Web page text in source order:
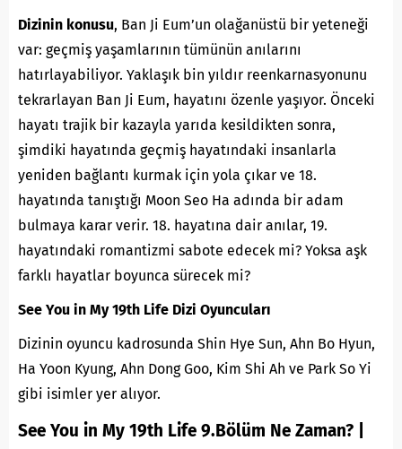
Dizinin konusu, Ban Ji Eum’un olağanüstü bir yeteneği
var: geçmiş yaşamlarının tümünün anılarını
hatırlayabiliyor. Yaklaşık bin yıldır reenkarnasyonunu
tekrarlayan Ban Ji Eum, hayatını özenle yaşıyor. Önceki
hayatı trajik bir kazayla yarıda kesildikten sonra,
şimdiki hayatında geçmiş hayatındaki insanlarla
yeniden bağlantı kurmak için yola çıkar ve 18.
hayatında tanıştığı Moon Seo Ha adında bir adam
bulmaya karar verir. 18. hayatına dair anılar, 19.
hayatındaki romantizmi sabote edecek mi? Yoksa aşk
farklı hayatlar boyunca sürecek mi?
See You in My 19th Life Dizi Oyuncuları
Dizinin oyuncu kadrosunda Shin Hye Sun, Ahn Bo Hyun,
Ha Yoon Kyung, Ahn Dong Goo, Kim Shi Ah ve Park So Yi
gibi isimler yer alıyor.
See You in My 19th Life 9.Bölüm Ne Zaman? |